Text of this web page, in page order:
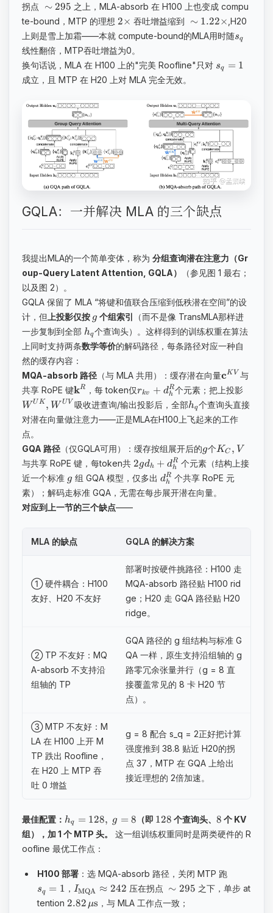
拐点 ∼ 295 之上，MLA-absorb 在 H100 上也变成 compu
te-bound，MTP 的理想 ​2× 吞吐增益缩到 ∼ 1.22× ,H20
上则是雪上加霜——本就 compute-bound的MLA用时随sq
线性翻倍，MTP吞吐增益为0。
换句话说，MLA 在 H100 上的"完美 Roofline"只对 sq = 1
成立，且 MTP 在 H20 上对 MLA 完全无效。
GQLA：一并解决 MLA 的三个缺点
我提出MLA的一个简单变体，称为 分组查询潜在注意力（Gr
oup-Query Latent Attention, GQLA）
（参见图 1 最右；
以及图 2）。
GQLA 保留了 MLA “将键和值联合压缩到低秩潜在空间”的设
计，但 上投影仅按 g 个组索引 （而不是像 TransMLA那样进
一步复制到全部 hq个查询头）。这样得到的训练权重在算法
上同时支持两条数学等价的解码路径，每条路径对应一种自
然的缓存内容：
MQA-absorb 路径 （与 MLA 共用）：缓存潜在向量cK V 与
共享 RoPE 键kR ，每 token仅rkv + dh
R个元素；把上投影
W UK , W U V 吸收进查询/输出投影后，全部hq 个查询头直接
对潜在向量做注意力——正是MLA在H100上飞起来的工作
点。
GQA 路径 （仅GQLA可用）：缓存按组展开后的g个KC , V
与共享 RoPE 键，每token共 ​2gdh + dh
R 个元素（结构上接
近一个标准 g 组 GQA 模型，仅多出 dh
R 个共享 RoPE 元
素）；解码走标准 GQA，无需在每步展开潜在向量。
对应到上一节的三个缺点——
MLA 的缺点 GQLA 的解决方案
① 硬件耦合：H100
友好、H20 不友好
部署时按硬件挑路径：H100 走
MQA-absorb 路径贴 H100 rid
ge；H20 走 GQA 路径贴 H20
ridge。
② TP 不友好：MQ
A-absorb 不支持沿
组轴的 TP
GQA 路径的 g 组结构与标准 G
QA 一样，原生支持沿组轴的 g
路零冗余张量并行（g = 8 直
接覆盖常见的 8 卡 H20 节
点）。
③ MTP 不友好：M
LA 在 H100 上开 M
TP 跌出 Roofline，
在 H20 上 MTP 吞
吐 0 增益
g = 8 配合 s_q = 2正好把计算
强度推到 38.8 贴近 H20的拐
点 37，MTP 在 GQA 上给出
接近理想的 2倍加速。
最佳配置： hq = 128, g = 8 （即 ​128 个查询头、​8 个 KV
组），加 1 个 MTP 头。
这一组训练权重同时是两类硬件的 R
oofline 最优工作点：
H100 部署：选 MQA-absorb 路径，关闭 MTP 跑
sq = 1 ， IMQA ≈ 242 压在拐点 ∼ 295 之下，单步 at
tention ​2.82 μs ，与 MLA 工作点一致；